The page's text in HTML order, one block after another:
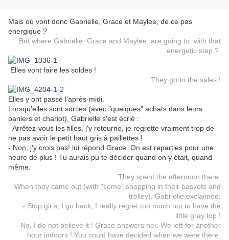
Mais où vont donc Gabrielle, Grace et Maylee, de ce pas
énergique ?
But where Gabrielle, Grace and Maylee, are going to, with that
energetic step ?
Elles vont faire les soldes !
They go to the sales !
Elles y ont passé l'après-midi.
Lorsqu'elles sont sorties (avec "quelques" achats dans leurs
paniers et chariot), Gabrielle s'est écrié :
- Arrêtez-vous les filles, j'y retourne, je regrette vraiment trop de
ne pas avoir le petit haut gris à paillettes !
- Non, j'y crois pas! lui répond Grace. On est reparties pour une
heure de plus ! Tu aurais pu te décider quand on y était, quand
même.
They spent the afternoon there.
When they came out (with "some" shopping in their baskets and
trolley), Gabrielle exclaimed:
- Stop girls, I go back, I really regret too much not to have the
little gray top !
- No, I do not believe it ! Grace answers her. We left for another
hour indoors ! You could have decided when we were there,